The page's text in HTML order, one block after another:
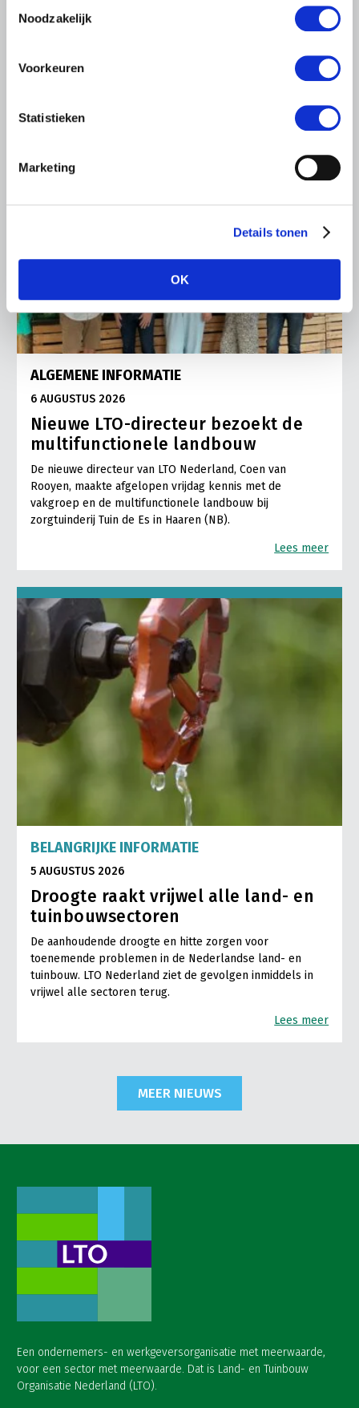
Noodzakelijk
Voorkeuren
Statistieken
Marketing
Details tonen
OK
Maarten Goudzwaard (JA21) en beleidsmedewerker
Ronald Oenema op het melkveebedrijf van Jolmer de
Lees meer
ALGEMENE INFORMATIE
6 AUGUSTUS 2026
Nieuwe LTO-directeur bezoekt de
multifunctionele landbouw
De nieuwe directeur van LTO Nederland, Coen van
Rooyen, maakte afgelopen vrijdag kennis met de
vakgroep en de multifunctionele landbouw bij
zorgtuinderij Tuin de Es in Haaren (NB).
Lees meer
BELANGRIJKE INFORMATIE
5 AUGUSTUS 2026
Droogte raakt vrijwel alle land- en
tuinbouwsectoren
De aanhoudende droogte en hitte zorgen voor
toenemende problemen in de Nederlandse land- en
tuinbouw. LTO Nederland ziet de gevolgen inmiddels in
vrijwel alle sectoren terug.
Lees meer
MEER NIEUWS
Een ondernemers- en werkgeversorganisatie met meerwaarde,
voor een sector met meerwaarde. Dat is Land- en Tuinbouw
Organisatie Nederland (LTO).